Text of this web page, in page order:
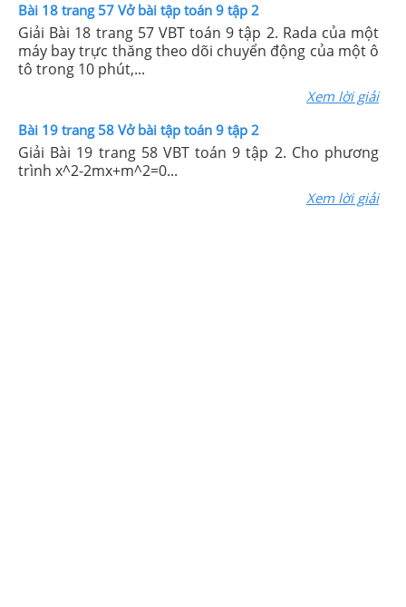
Bài 18 trang 57 Vở bài tập toán 9 tập 2
Giải Bài 18 trang 57 VBT toán 9 tập 2. Rada của một
máy bay trực thăng theo dõi chuyển động của một ô
tô trong 10 phút,...
Xem lời giải
Bài 19 trang 58 Vở bài tập toán 9 tập 2
Giải Bài 19 trang 58 VBT toán 9 tập 2. Cho phương
trình x^2-2mx+m^2=0...
Xem lời giải